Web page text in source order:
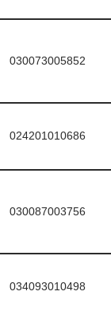
030073005852
024201010686
030087003756
034093010498